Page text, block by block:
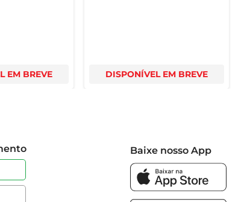
EM BREVE DISPONÍVEL EM BREVE
Baixe nosso App